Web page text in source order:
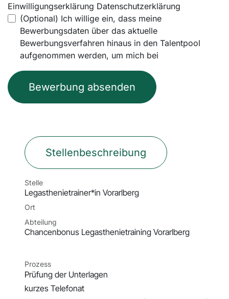
Einwilligungserklärung Datenschutzerklärung
(Optional) Ich willige ein, dass meine
Bewerbungsdaten über das aktuelle
Bewerbungsverfahren hinaus in den Talentpool
aufgenommen werden, um mich bei
Bewerbung absenden
Stellenbeschreibung
Stelle
Legasthenietrainer*in Vorarlberg
Ort
Abteilung
Chancenbonus Legasthenietraining Vorarlberg
Prozess
Prüfung der Unterlagen
kurzes Telefonat